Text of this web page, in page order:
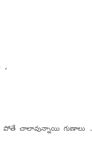
,
పోతే చాలావున్నాయి గుణాలు .